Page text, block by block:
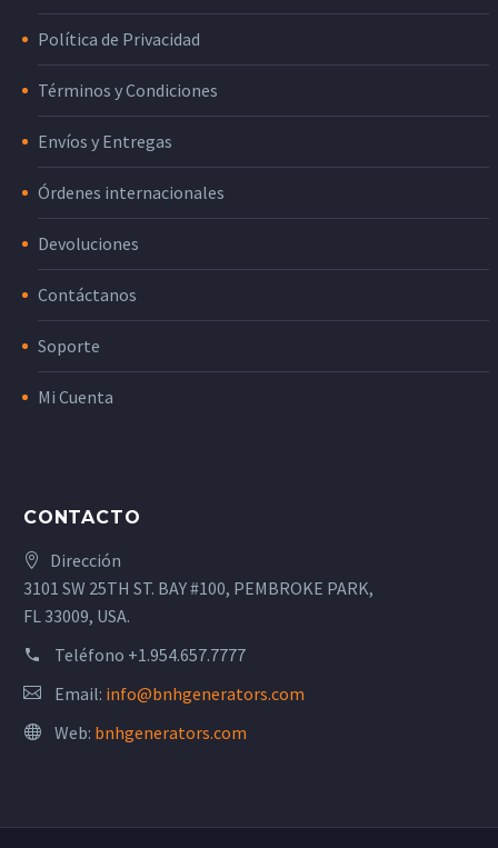
Política de Privacidad
Términos y Condiciones
Envíos y Entregas
Órdenes internacionales
Devoluciones
Contáctanos
Soporte
Mi Cuenta
CONTACTO
Dirección
3101 SW 25TH ST. BAY #100, PEMBROKE PARK,
FL 33009, USA.
Teléfono +1.954.657.7777
Email: info@bnhgenerators.com
Web: bnhgenerators.com